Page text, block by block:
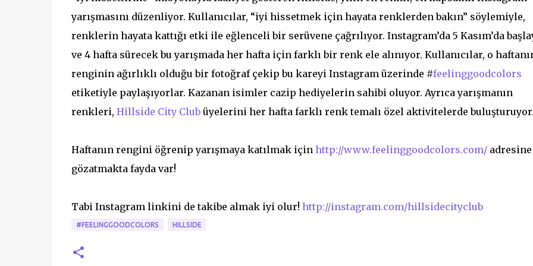
yarışmasını düzenliyor. Kullanıcılar, “iyi hissetmek için hayata renklerden bakın” söylemiyle,
renklerin hayata kattığı etki ile eğlenceli bir serüvene çağrılıyor. Instagram’da 5 Kasım’da
ve 4 hafta sürecek bu yarışmada her hafta için farklı bir renk ele alınıyor. Kullanıcılar, o
renginin ağırlıklı olduğu bir fotoğraf çekip bu kareyi Instagram üzerinde #feelinggoodcolors
etiketiyle paylaşıyorlar. Kazanan isimler cazip hediyelerin sahibi oluyor. Ayrıca yarışmanın
renkleri, Hillside City Clubüyelerini her hafta farklı renk temalı özel aktivitelerde buluşturuyor.
Haftanın rengini öğrenip yarışmaya katılmak için http://www.feelinggoodcolors.com/adresine
gözatmakta fayda var!
Tabi Instagram linkini de takibe almak iyi olur! http://instagram.com/hillsidecityclub
#FEELINGGOODCOLORS HILLSIDE